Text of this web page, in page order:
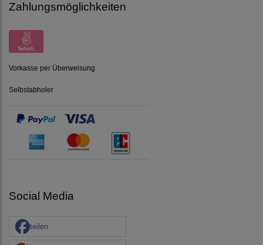
Zahlungsmöglichkeiten
Vorkasse per Überweisung
Selbstabholer
Social Media
teilen